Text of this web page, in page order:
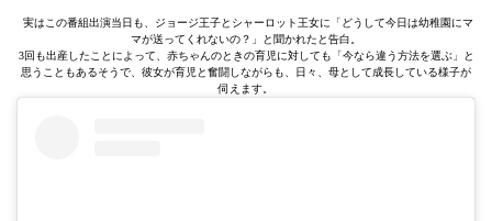
実はこの番組出演当日も、ジョージ王子とシャーロット王女に「どうして今日は幼稚園にマ
マが送ってくれないの？」と聞かれたと告白。
3回も出産したことによって、赤ちゃんのときの育児に対しても「今なら違う方法を選ぶ」と
思うこともあるそうで、彼女が育児と奮闘しながらも、日々、母として成長している様子が
伺えます。